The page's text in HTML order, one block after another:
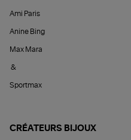
Ami Paris
Anine Bing
Max Mara
&
Sportmax
CRÉATEURS BIJOUX